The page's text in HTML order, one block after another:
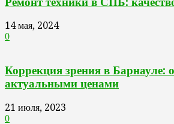
14 мая, 2024
0
Коррекция зрения в Барнауле:
актуальными ценами
21 июля, 2023
0